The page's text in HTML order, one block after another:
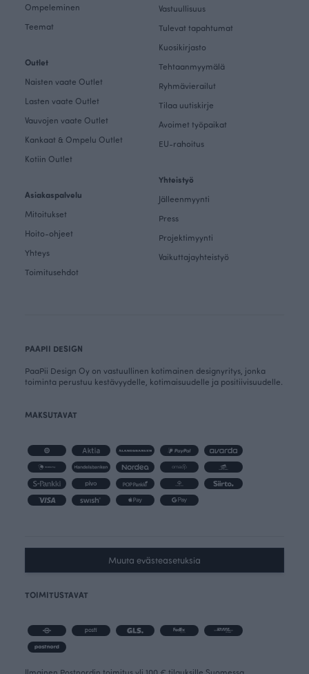
Ompeleminen
Teemat
Outlet
Naisten vaate Outlet
Lasten vaate Outlet
Vauvojen vaate Outlet
Kankaat & Ompelu Outlet
Kotiin Outlet
Asiakaspalvelu
Mitoitukset
Hoito-ohjeet
Yhteys
Toimitusehdot
Vastuullisuus
Tulevat tapahtumat
Kuosikirjasto
Tehtaanmyymälä
Ryhmävierailut
Tilaa uutiskirje
Avoimet työpaikat
EU-rahoitus
Yhteistyö
Jälleenmyynti
Press
Projektimyynti
Vaikuttajayhteistyö
PAAPII DESIGN
PaaPii Design Oy on vastuullinen kotimainen designyritys, jonka
toiminta perustuu kestävyydelle, kotimaisuudelle ja positiivisuudelle.
MAKSUTAVAT
Muuta evästeasetuksia
TOIMITUSTAVAT